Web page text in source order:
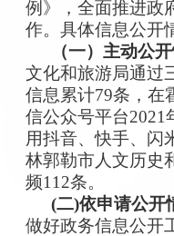
例》，全面推进政
作。具体信息公开
（一）主动公开
文化和旅游局通过
信息累计79条，在
信公众号平台2021
用抖音、快手、闪
林郭勒市人文历史
频112条。
(二)依申请公开
做好政务信息公开